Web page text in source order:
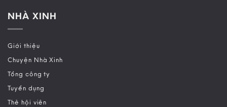
NHÀ XINH
Giới thiệu
Chuyện Nhà Xinh
Tổng công ty
Tuyển dụng
Thẻ hội viên